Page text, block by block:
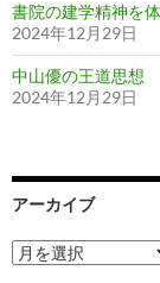
書院の建学精神を
2024年12月29日
中山優の王道思想
2024年12月29日
アーカイブ
ア
ー